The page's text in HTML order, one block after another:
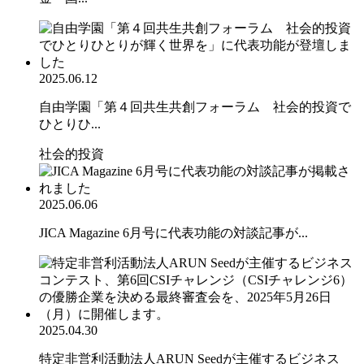
2025.06.12
自由学園「第４回共生共創フォーラム 社会的投資で
ひとりひ...
社会的投資
2025.06.06
JICA Magazine 6月号に代表功能の対談記事が...
2025.04.30
特定非営利活動法人ARUN Seedが主催するビジネス